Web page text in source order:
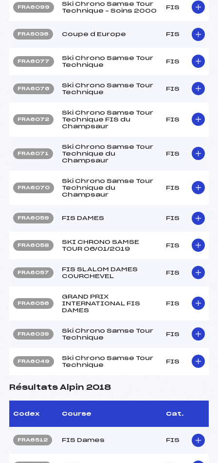
FRA6099
Ski Chrono Samse Tour
Technique – Soins 2000
FIS
FRA5036 Coupe d Europe FIS
FRA6077
Ski Chrono Samse Tour
Technique
FIS
FRA6076
Ski Chrono Samse Tour
Technique
FIS
FRA6072
Ski Chrono Samse Tour
Technique FIS du
Champsaur
FIS
FRA6071
Ski Chrono Samse Tour
Technique du
Champsaur
FIS
FRA6070
Ski Chrono Samse Tour
Technique du
Champsaur
FIS
FRA6059 FIS DAMES FIS
FRA6058
SKI CHRONO SAMSE
TOUR 06/01/2019
FIS
FRA6057
FIS SLALOM DAMES
COURCHEVEL
FIS
FRA6056
GRAND PRIX
INTERNATIONAL FIS
DAMES
FIS
FRA6039
Ski Chrono Samse Tour
Technique
FIS
FRA6049
Ski Chrono Samse Tour
Technique
FIS
Résultats Alpin 2018
Codex Course Cat.
FRA6512 FIS Dames FIS